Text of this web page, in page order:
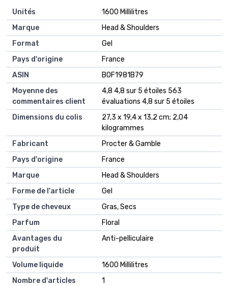
Unités
‎1600 Millilitres
Marque
‎Head & Shoulders
Format
‎Gel
Pays d'origine
‎France
ASIN
B0F1981B79
Moyenne des
commentaires client
4,8 4,8 sur 5 étoiles 563
évaluations 4,8 sur 5 étoiles
Dimensions du colis
27,3 x 19,4 x 13,2 cm; 2,04
kilogrammes
Fabricant
Procter & Gamble
Pays d'origine
France
Marque
Head & Shoulders
Forme de l'article
Gel
Type de cheveux
Gras, Secs
Parfum
Floral
Avantages du
produit
Anti-pelliculaire
Volume liquide
1600 Millilitres
Nombre d'articles
1